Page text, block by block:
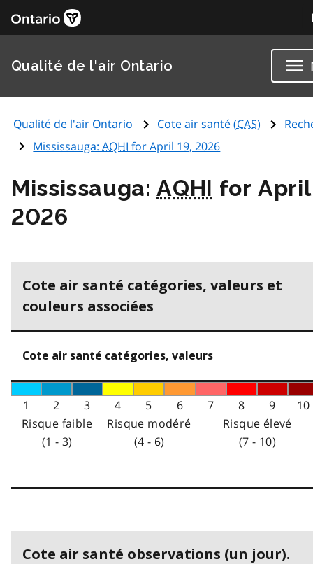
Qualité de l'air Ontario
Qualité de l'air Ontario Cote air santé (CAS)
Mississauga:AQHI for April 19, 2026
Mississauga:AQHI for April
2026
Cote air santé catégories, valeurs et
couleurs associées
Cote air santé catégories, valeurs
1 2 3 4 5 6 7 8 9
10
Risque faible
(1 - 3)
Risque modéré
(4 - 6)
Risque élevé
(7 - 10)
Cote air santé observations (un jour).